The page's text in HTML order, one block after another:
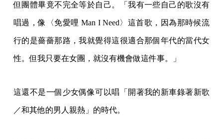
但團體畢竟不完全等於自己。「我有一些自己的歌沒有
唱過，像〈免愛哩 Man I Need〉這首歌，因為那時候流
行的是薔薔那路，我就覺得這很適合那個年代的當代女
性。但我只要在女團，就沒有機會做這件事。」
這還不是一個少女偶像可以唱「開著我的新車錄著新歌
／和其他的男人親熱」的時代。